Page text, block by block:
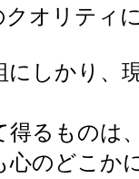
オリティ
しかり、
得るものは
のどこか